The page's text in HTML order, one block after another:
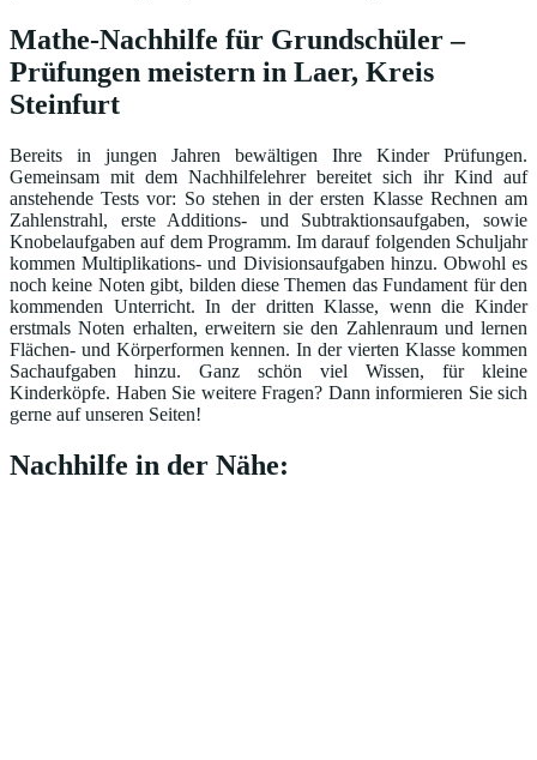
Mathe-Nachhilfe für Grundschüler –
Prüfungen meistern in Laer, Kreis
Steinfurt
Bereits in jungen Jahren bewältigen Ihre Kinder Prüfungen.
Gemeinsam mit dem Nachhilfelehrer bereitet sich ihr Kind auf
anstehende Tests vor: So stehen in der ersten Klasse Rechnen am
Zahlenstrahl, erste Additions- und Subtraktionsaufgaben, sowie
Knobelaufgaben auf dem Programm. Im darauf folgenden Schuljahr
kommen Multiplikations- und Divisionsaufgaben hinzu. Obwohl es
noch keine Noten gibt, bilden diese Themen das Fundament für den
kommenden Unterricht. In der dritten Klasse, wenn die Kinder
erstmals Noten erhalten, erweitern sie den Zahlenraum und lernen
Flächen- und Körperformen kennen. In der vierten Klasse kommen
Sachaufgaben hinzu. Ganz schön viel Wissen, für kleine
Kinderköpfe. Haben Sie weitere Fragen? Dann informieren Sie sich
gerne auf unseren Seiten!
Nachhilfe in der Nähe: